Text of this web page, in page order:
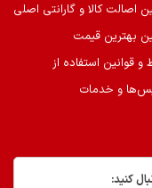
اصالت کالا و گارانتی اصلی
بهترین قیمت
و قوانین استفاده از
و خدمات
کنید: